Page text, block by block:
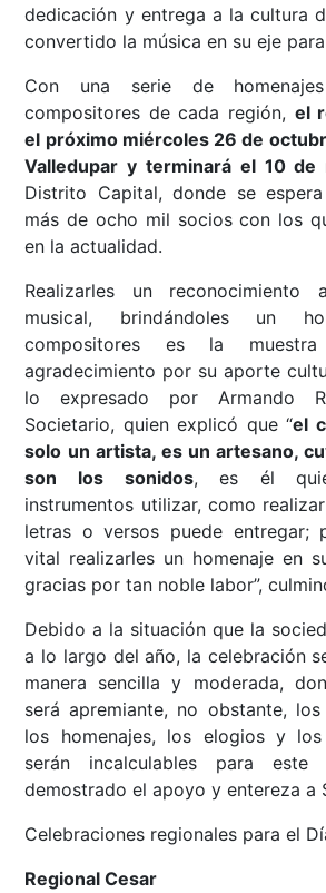
dedicación y entrega a la cultura
convertido la música en su eje
Con una serie de
compositores de cada región, el
el próximo miércoles 26 de
Valledupar y terminará el 10 de
Distrito Capital, donde se
más de ocho mil socios con los
en la actualidad.
Realizarles un reconocimiento
musical, brindándoles un
compositores es la
agradecimiento por su aporte
lo expresado por Armando
Societario, quien explicó que “el
solo un artista, es un artesano,
son los sonidos, es él
instrumentos utilizar, como
letras o versos puede entregar;
vital realizarles un homenaje en
gracias por tan noble labor”,
Debido a la situación que la
a lo largo del año, la celebración
manera sencilla y moderada,
será apremiante, no obstante, los
los homenajes, los elogios y los
serán incalculables para
demostrado el apoyo y entereza a
Celebraciones regionales para el
Regional Cesar